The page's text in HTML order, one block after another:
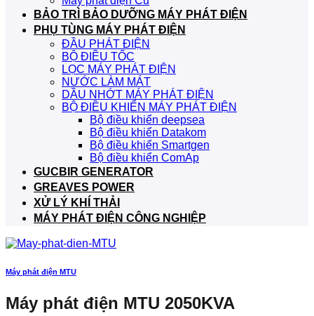
BẢO TRÌ BẢO DƯỠNG MÁY PHÁT ĐIỆN
PHỤ TÙNG MÁY PHÁT ĐIỆN
ĐẦU PHÁT ĐIỆN
BỘ ĐIỀU TỐC
LỌC MÁY PHÁT ĐIỆN
NƯỚC LÀM MÁT
DẦU NHỚT MÁY PHÁT ĐIỆN
BỘ ĐIỀU KHIỂN MÁY PHÁT ĐIỆN
Bộ điều khiển deepsea
Bộ điều khiển Datakom
Bộ điều khiển Smartgen
Bộ điều khiển ComAp
GUCBIR GENERATOR
GREAVES POWER
XỬ LÝ KHÍ THẢI
MÁY PHÁT ĐIỆN CÔNG NGHIỆP
Máy phát điện MTU
Máy phát điện MTU 2050KVA